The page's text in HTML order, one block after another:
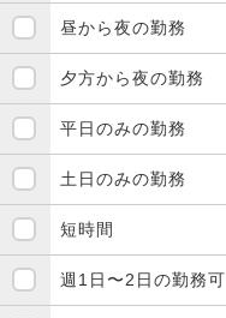
昼から夜の勤務
夕方から夜の勤務
平日のみの勤務
土日のみの勤務
短時間
週1日〜2日の勤務可